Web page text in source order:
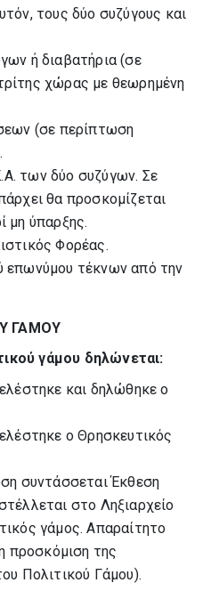
τους δύο συζύγους και
ή διαβατήρια (σε
χώρας με θεωρημένη
(σε περίπτωση
των δύο συζύγων. Σε
θα προσκομίζεται
μη ύπαρξης.
Φορέας.
επωνύμου τέκνων από την
ΓΑΜΟΥ
γάμου δηλώνεται:
και δηλώθηκε ο
ο Θρησκευτικός
συντάσσεται Έκθεση
στο Ληξιαρχείο
γάμος. Απαραίτητο
προσκόμιση της
Πολιτικού Γάμου).